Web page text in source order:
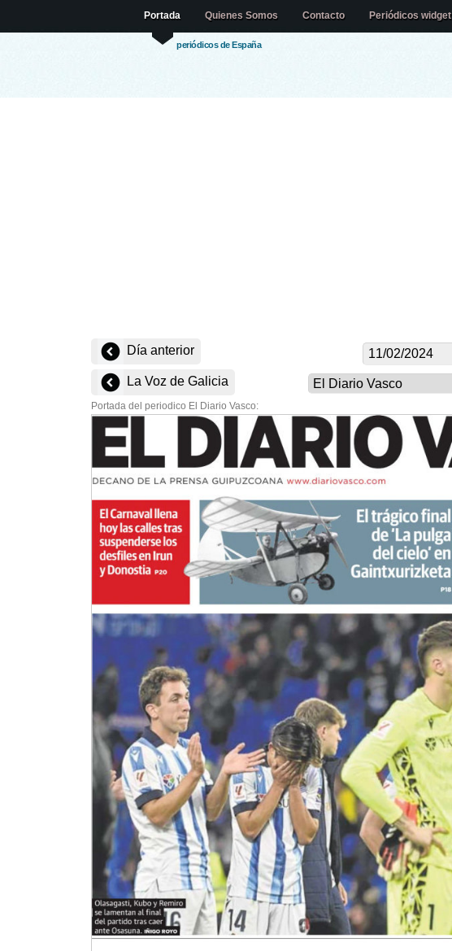
periódicos de España
Portada Quienes Somos Contacto Periódicos widget
Día anterior
La Voz de Galicia
Portada del periodico El Diario Vasco: